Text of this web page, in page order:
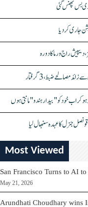
بس پھنس گئی
دیپیش راج ورما کا دورہ
کر اب خود کو "بیدار ہندو" مانتی ہوں
جنرل کا عہدہ سنبھال لیا
Most Viewed
San Francisco Turns to AI
May 21, 2026
Arundhati Choudhary wins